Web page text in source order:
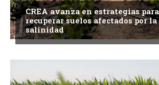
CREA avanza en estrategias para
recuperar suelos afectados por la
salinidad